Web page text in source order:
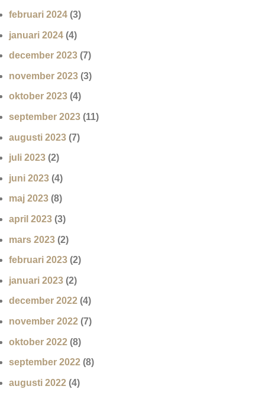
februari 2024 (3)
januari 2024 (4)
december 2023 (7)
november 2023 (3)
oktober 2023 (4)
september 2023 (11)
augusti 2023 (7)
juli 2023 (2)
juni 2023 (4)
maj 2023 (8)
april 2023 (3)
mars 2023 (2)
februari 2023 (2)
januari 2023 (2)
december 2022 (4)
november 2022 (7)
oktober 2022 (8)
september 2022 (8)
augusti 2022 (4)